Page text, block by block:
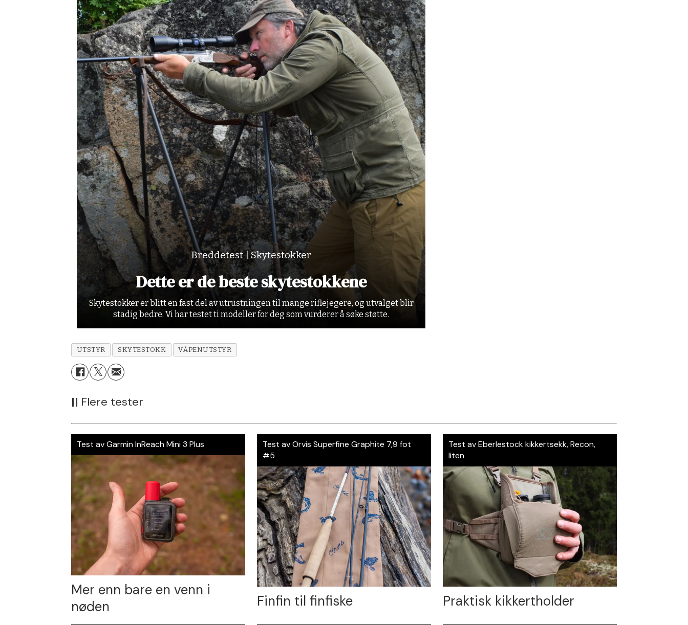
Breddetest | Skytestokker
Dette er de beste skytestokkene
Skytestokker er blitt en fast del av utrustningen til mange riflejegere, og utvalget blir
stadig bedre. Vi har testet ti modeller for deg som vurderer å søke støtte.
UTSTYR SKYTESTOKK VÅPENUTSTYR
|| Flere tester
Test av Garmin InReach Mini 3 Plus
Mer enn bare en venn i
nøden
Test av Orvis Superfine Graphite 7,9 fot
#5
Finfin til finfiske
Test av Eberlestock kikkertsekk, Recon,
liten
Praktisk kikkertholder